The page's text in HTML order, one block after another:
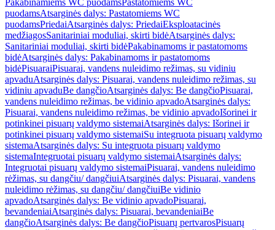
Pakabinamiems WC puodamsPastatomiems WC
puodamsAtsarginės dalys: Pastatomiems WC
puodamsPriedaiAtsarginės dalys: PriedaiEksploatacinės
medžiagosSanitariniai moduliai, skirti bidėAtsarginės dalys:
Sanitariniai moduliai, skirti bidėPakabinamoms ir pastatomoms
bidėAtsarginės dalys: Pakabinamoms ir pastatomoms
bidėPisuaraiPisuarai, vandens nuleidimo režimas, su vidiniu
apvaduAtsarginės dalys: Pisuarai, vandens nuleidimo režimas, su
vidiniu apvaduBe dangčioAtsarginės dalys: Be dangčioPisuarai,
vandens nuleidimo režimas, be vidinio apvadoAtsarginės dalys:
Pisuarai, vandens nuleidimo režimas, be vidinio apvadoIšorinei ir
potinkinei pisuarų valdymo sistemaiAtsarginės dalys: Išorinei ir
potinkinei pisuarų valdymo sistemaiSu integruota pisuarų valdymo
sistemaAtsarginės dalys: Su integruota pisuarų valdymo
sistemaIntegruotai pisuarų valdymo sistemaiAtsarginės dalys:
Integruotai pisuarų valdymo sistemaiPisuarai, vandens nuleidimo
rėžimas, su dangčiu/ dangčiuiAtsarginės dalys: Pisuarai, vandens
nuleidimo rėžimas, su dangčiu/ dangčiuiBe vidinio
apvadoAtsarginės dalys: Be vidinio apvadoPisuarai,
bevandeniaiAtsarginės dalys: Pisuarai, bevandeniaiBe
dangčioAtsarginės dalys: Be dangčioPisuarų pertvarosPisuarų